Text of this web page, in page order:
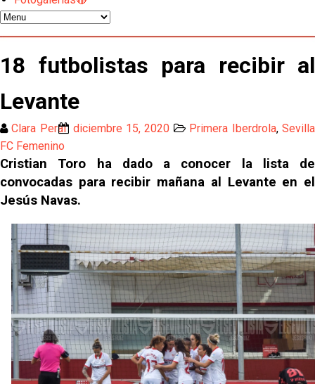
El Sevilla oficializa el traspaso de Sow
Miguel Sierra: La temporada pasada se vio
reflejado que podemos tirar para delante y
Diomande ya es madridista mientras Rodri agita el
OFICIAL | Juanlu se marcha al Bournemouth
Los posibles herederos del número 16 tras la
marcha de Juanlu
Alberto Flores, muy cerca de convertirse en nuevo
jugador del Granada CF
El Granada negocia con el Sevilla FC por Alberto
Flores
El Sevilla continúa con despidos y rechaza una
oferta de 420 millones por el club
El Sevilla mueve ficha por Robbie Ure: la opción 'A'
18 futbolistas para recibir al
Levante
Clara Peral diciembre 15, 2020 Primera Iberdrola,Sevilla
FC Femenino
Cristian Toro ha dado a conocer la lista de
convocadas para recibir mañana al Levante en el
Jesús Navas.